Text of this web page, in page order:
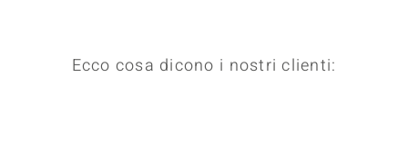
Ecco cosa dicono i nostri clienti: